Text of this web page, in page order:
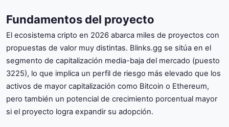
Fundamentos del proyecto
El ecosistema cripto en 2026 abarca miles de proyectos con
propuestas de valor muy distintas. Blinks.gg se sitúa en el
segmento de capitalización media-baja del mercado (puesto
3225), lo que implica un perfil de riesgo más elevado que los
activos de mayor capitalización como Bitcoin o Ethereum,
pero también un potencial de crecimiento porcentual mayor
si el proyecto logra expandir su adopción.